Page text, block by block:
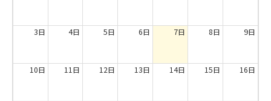
3日 4日 5日 6日 7日 8日 9日
10日 11日 12日 13日 14日 15日 16日